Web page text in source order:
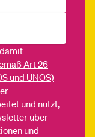
Art 26
und UNOS)
und nutzt,
über
und